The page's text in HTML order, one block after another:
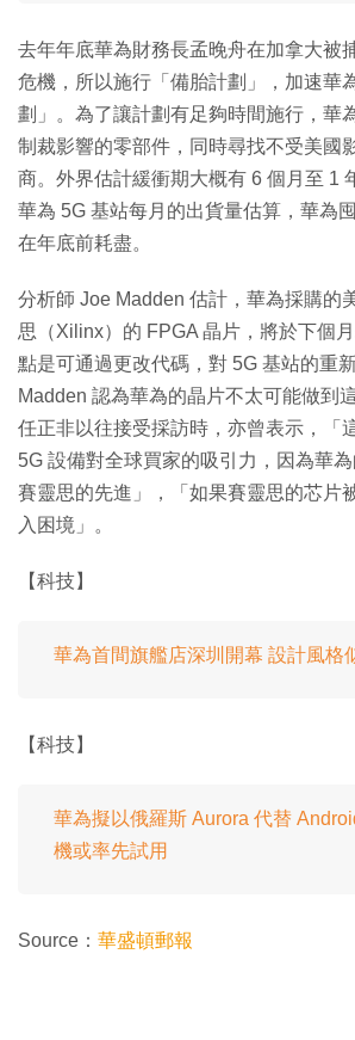
去年年底華為財務長孟晚舟在加拿大被
危機，所以施行「備胎計劃」，加速華
劃」。為了讓計劃有足夠時間施行，華
制裁影響的零部件，同時尋找不受美國
商。外界估計緩衝期大概有 6 個月至 1
華為 5G 基站每月的出貨量估算，華為
在年底前耗盡。
分析師 Joe Madden 估計，華為採購的
思（Xilinx）的 FPGA 晶片，將於下個
點是可通過更改代碼，對 5G 基站的重
Madden 認為華為的晶片不太可能做到
任正非以往接受採訪時，亦曾表示，「
5G 設備對全球買家的吸引力，因為華
賽靈思的先進」，「如果賽靈思的芯片
入困境」。
【科技】
華為首間旗艦店深圳開幕 設計風格
【科技】
華為擬以俄羅斯 Aurora 代替
機或率先試用
Source： 華盛頓郵報